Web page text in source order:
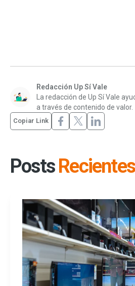
Redacción Up Sí Vale
La redacción de Up Sí Vale
a través de contenido de valor.
Copiar Link
PostsRecientes